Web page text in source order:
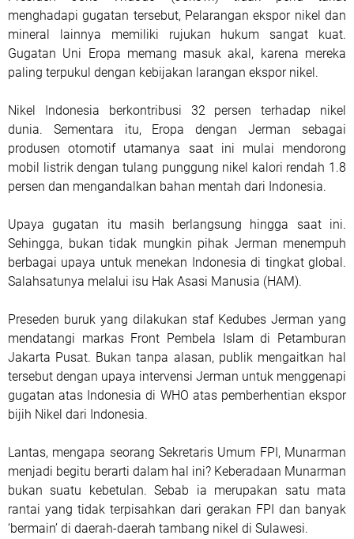
menghadapi gugatan tersebut, Pelarangan ekspor nikel dan
mineral lainnya memiliki rujukan hukum sangat kuat.
Gugatan Uni Eropa memang masuk akal, karena mereka
paling terpukul dengan kebijakan larangan ekspor nikel.
Nikel Indonesia berkontribusi 32 persen terhadap nikel
dunia. Sementara itu, Eropa dengan Jerman sebagai
produsen otomotif utamanya saat ini mulai mendorong
mobil listrik dengan tulang punggung nikel kalori rendah 1.8
persen dan mengandalkan bahan mentah dari Indonesia.
Upaya gugatan itu masih berlangsung hingga saat ini.
Sehingga, bukan tidak mungkin pihak Jerman menempuh
berbagai upaya untuk menekan Indonesia di tingkat global.
Salahsatunya melalui isu Hak Asasi Manusia (HAM).
Preseden buruk yang dilakukan staf Kedubes Jerman yang
mendatangi markas Front Pembela Islam di Petamburan
Jakarta Pusat. Bukan tanpa alasan, publik mengaitkan hal
tersebut dengan upaya intervensi Jerman untuk menggenapi
gugatan atas Indonesia di WHO atas pemberhentian ekspor
bijih Nikel dari Indonesia.
Lantas, mengapa seorang Sekretaris Umum FPI, Munarman
menjadi begitu berarti dalam hal ini? Keberadaan Munarman
bukan suatu kebetulan. Sebab ia merupakan satu mata
rantai yang tidak terpisahkan dari gerakan FPI dan banyak
‘bermain’ di daerah-daerah tambang nikel di Sulawesi.